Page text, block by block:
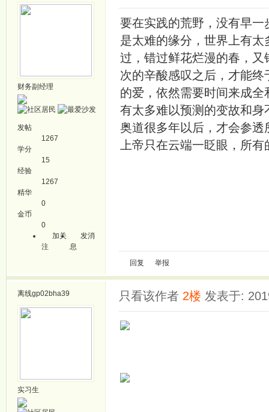
财务副经理
发帖
1267
学分
15
经验
1267
精华
0
金币
0
加关
注
发消
息
要在实践的荒野，没有早
是太难的缘分，世界上有
过，错过鲜花烂漫的春，
次的辛酸感叹之后，才能
的爱，依然需要时间来成
有太多难以预测的变故和
奥道很多年以后，才会参
上帝只在云端一眨眼，所
回复 举报
离线gp02bha39
实习生
只看该作者 2楼 发表于: